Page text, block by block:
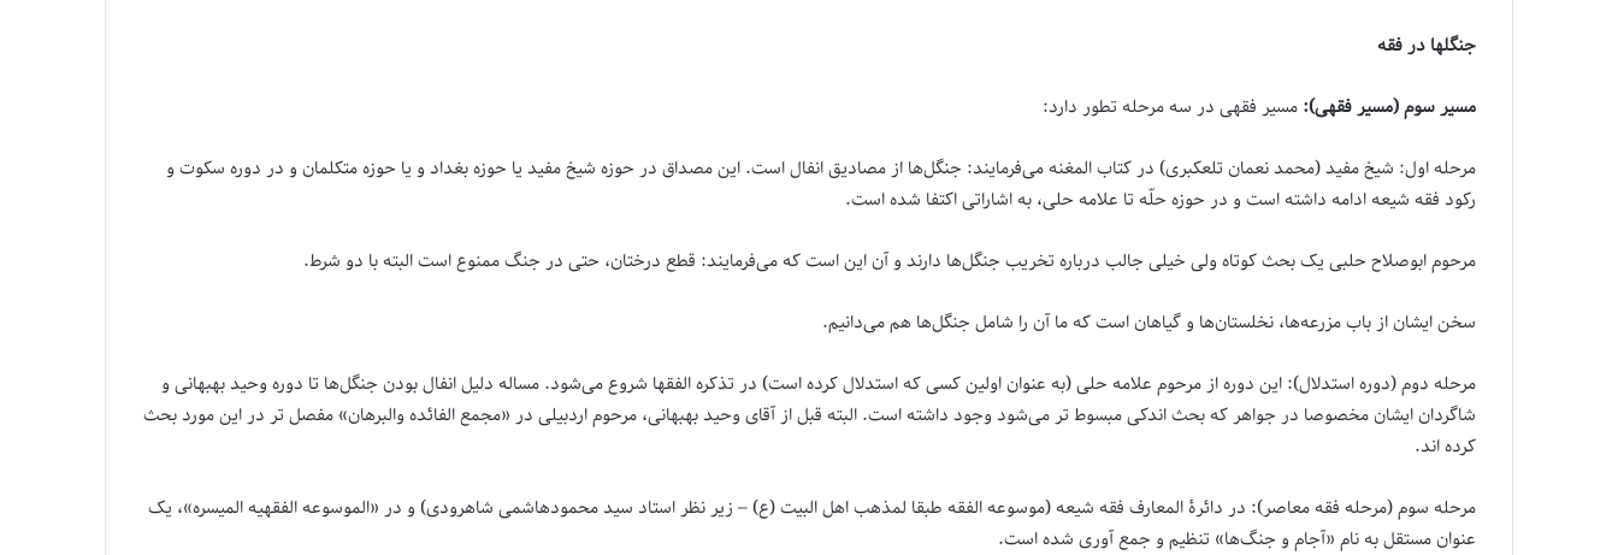
جنگلها در فقه
مسیر سوم (مسیر فقهی): مسیر فقهی در سه مرحله تطور دارد:
مرحله اول: شیخ مفید (محمد نعمان تلعکبری) در کتاب المغنه می‌فرمایند: جنگل‌ها از مصادیق انفال است. این مصداق در حوزه شیخ مفید یا حوزه بغداد و یا حوزه متکلمان و در دوره سکوت و
رکود فقه شیعه ادامه داشته است و در حوزه حلّه تا علامه حلی، به اشاراتی اکتفا شده است.
مرحوم ابوصلاح حلبی یک بحث کوتاه ولی خیلی جالب درباره تخریب جنگل‌ها دارند و آن این است که می‌فرمایند: قطع درختان، حتی در جنگ ممنوع است البته با دو شرط.
سخن ایشان از باب مزرعه‌ها، نخلستان‌ها و گیاهان است که ما آن را شامل جنگل‌ها هم می‌دانیم.
مرحله دوم (دوره استدلال): این دوره از مرحوم علامه حلی (به عنوان اولین کسی که استدلال کرده است) در تذکره الفقها شروع می‌شود. مساله دلیل انفال بودن جنگل‌ها تا دوره وحید بهبهانی و
شاگردان ایشان مخصوصا در جواهر که بحث اندکی مبسوط تر می‌شود وجود داشته است. البته قبل از آقای وحید بهبهانی، مرحوم اردبیلی در «مجمع الفائده والبرهان» مفصل تر در این مورد بحث
کرده اند.
مرحله سوم (مرحله فقه معاصر): در دائرۀ المعارف فقه شیعه (موسوعه الفقه طبقا لمذهب اهل البیت (ع) – زیر نظر استاد سید محمود‌هاشمی شاهرودی) و در «الموسوعه الفقهیه المیسره»، یک
عنوان مستقل به نام «آجام و جنگ‌ها» تنظیم و جمع آوری شده است.